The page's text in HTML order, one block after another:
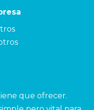
que ofrecer.